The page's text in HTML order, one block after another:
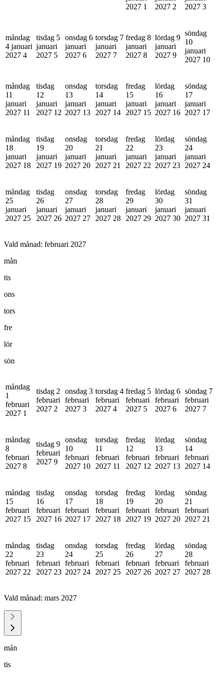
2027 1
2027 2
2027 3
måndag
4 januari
2027 4
tisdag 5
januari
2027 5
onsdag 6
januari
2027 6
torsdag 7
januari
2027 7
fredag 8
januari
2027 8
lördag 9
januari
2027 9
söndag
10
januari
2027 10
måndag
11
januari
2027 11
tisdag
12
januari
2027 12
onsdag
13
januari
2027 13
torsdag
14
januari
2027 14
fredag
15
januari
2027 15
lördag
16
januari
2027 16
söndag
17
januari
2027 17
måndag
18
januari
2027 18
tisdag
19
januari
2027 19
onsdag
20
januari
2027 20
torsdag
21
januari
2027 21
fredag
22
januari
2027 22
lördag
23
januari
2027 23
söndag
24
januari
2027 24
måndag
25
januari
2027 25
tisdag
26
januari
2027 26
onsdag
27
januari
2027 27
torsdag
28
januari
2027 28
fredag
29
januari
2027 29
lördag
30
januari
2027 30
söndag
31
januari
2027 31
Vald månad: februari 2027
mån
tis
ons
tors
fre
lör
sön
måndag
1
februari
2027 1
tisdag 2
februari
2027 2
onsdag 3
februari
2027 3
torsdag 4
februari
2027 4
fredag 5
februari
2027 5
lördag 6
februari
2027 6
söndag 7
februari
2027 7
måndag
8
februari
2027 8
tisdag 9
februari
2027 9
onsdag
10
februari
2027 10
torsdag
11
februari
2027 11
fredag
12
februari
2027 12
lördag
13
februari
2027 13
söndag
14
februari
2027 14
måndag
15
februari
2027 15
tisdag
16
februari
2027 16
onsdag
17
februari
2027 17
torsdag
18
februari
2027 18
fredag
19
februari
2027 19
lördag
20
februari
2027 20
söndag
21
februari
2027 21
måndag
22
februari
2027 22
tisdag
23
februari
2027 23
onsdag
24
februari
2027 24
torsdag
25
februari
2027 25
fredag
26
februari
2027 26
lördag
27
februari
2027 27
söndag
28
februari
2027 28
Vald månad: mars 2027
mån
tis